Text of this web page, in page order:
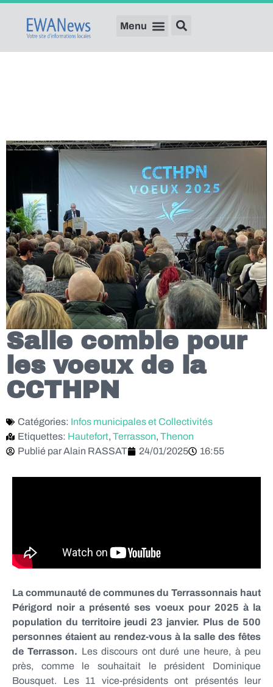
Salle comble pour
les voeux de la
CCTHPN
Catégories: Infos municipales et Collectivités
Etiquettes: Hautefort, Terrasson, Thenon
Publié parAlain RASSAT 24/01/2025 16:55
La communauté de communes du Terrassonnais haut
Périgord noir a présenté ses voeux pour 2025 à la
population du territoire jeudi 23 janvier. Plus de 500
personnes étaient au rendez-vous à la salle des fêtes
de Terrasson. Les discours ont duré une heure, à peu
près, comme le souhaitait le président Dominique
Bousquet. Les 11 vice-présidents ont présentés leur